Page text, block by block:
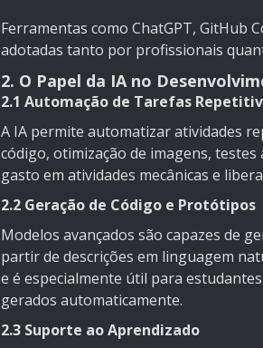
Ferramentas como ChatGPT, GitHub
adotadas tanto por profissionais
2. O Papel da IA no
2.1 Automação de Tarefas
A IA permite automatizar atividades
código, otimização de imagens,
gasto em atividades mecânicas e
2.2 Geração de Código e Protótipos
Modelos avançados são capazes de
partir de descrições em linguagem
e é especialmente útil para
gerados automaticamente.
2.3 Suporte ao Aprendizado